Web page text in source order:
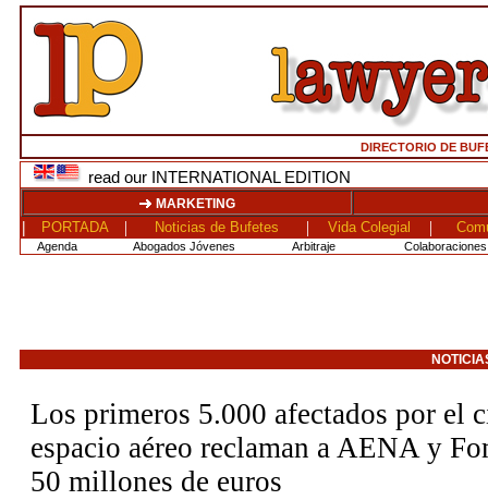
DIRECTORIO DE
read our INTERNATIONAL EDITION
MARKETING
| PORTADA | Noticias de Bufetes | Vida Colegial |
Agenda Abogados Jóvenes Arbitraje
Los primeros 5.000 afectados por el
espacio aéreo reclaman a AENA y
50 millones de euros